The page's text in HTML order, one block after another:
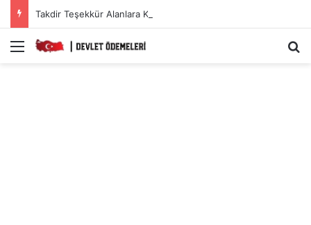
Takdir Teşekkür Alanlara Karne Parası Başvuru Ekranı.
Menü